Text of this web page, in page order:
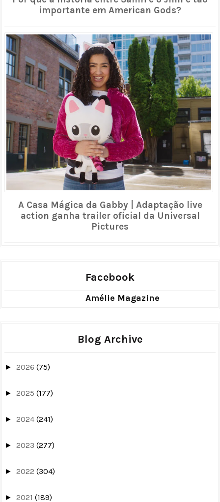
importante em American Gods?
A Casa Mágica da Gabby | Adaptação live
action ganha trailer oficial da Universal
Pictures
Facebook
Amélie Magazine
Blog Archive
► 2026 (75)
► 2025 (177)
► 2024 (241)
► 2023 (277)
► 2022 (304)
► 2021 (189)